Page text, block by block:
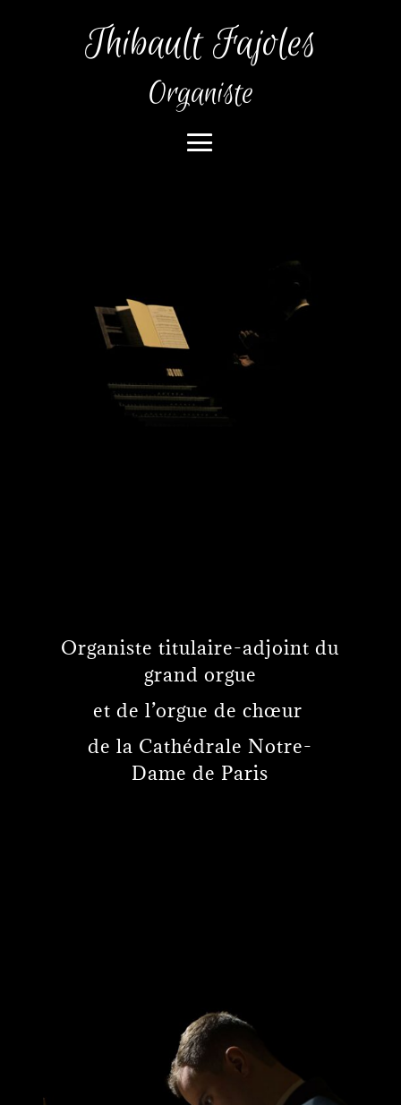
Thibault Fajoles
Organiste
Organiste titulaire-adjoint du
grand orgue
et de l’orgue de chœur
de la Cathédrale Notre-
Dame de Paris